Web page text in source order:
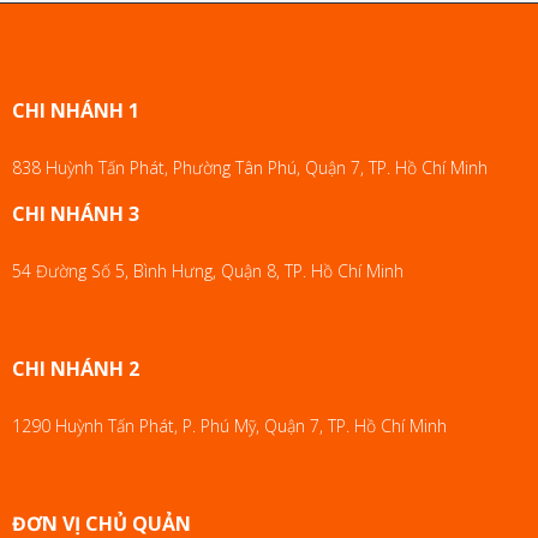
CHI NHÁNH 1
838 Huỳnh Tấn Phát, Phường Tân Phú, Quận 7, TP. Hồ Chí Minh
CHI NHÁNH 3
54 Đường Số 5, Bình Hưng, Quận 8, TP. Hồ Chí Minh
CHI NHÁNH 2
1290 Huỳnh Tấn Phát, P. Phú Mỹ, Quận 7, TP. Hồ Chí Minh
ĐƠN VỊ CHỦ QUẢN